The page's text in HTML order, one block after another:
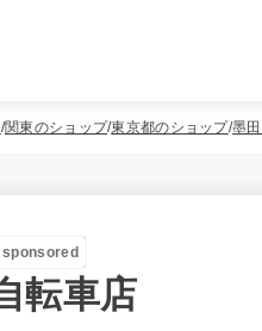
関東のショップ 東京都のショップ 墨
sponsored
転車店